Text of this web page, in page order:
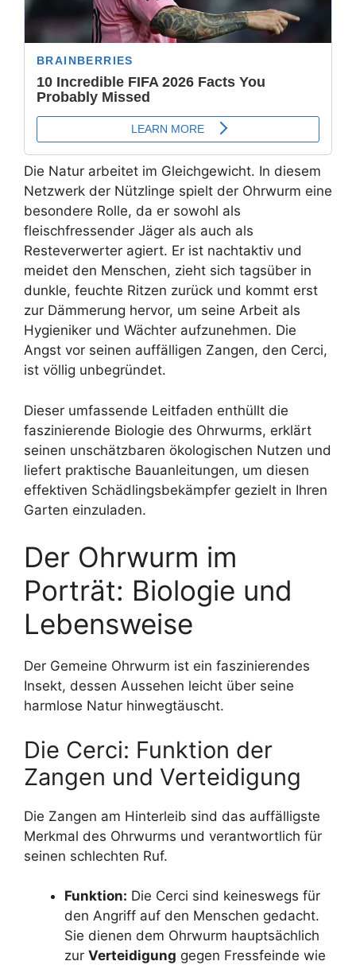
Die Natur arbeitet im Gleichgewicht. In diesem
Netzwerk der Nützlinge spielt der Ohrwurm eine
besondere Rolle, da er sowohl als
fleischfressender Jäger als auch als
Resteverwerter agiert. Er ist nachtaktiv und
meidet den Menschen, zieht sich tagsüber in
dunkle, feuchte Ritzen zurück und kommt erst
zur Dämmerung hervor, um seine Arbeit als
Hygieniker und Wächter aufzunehmen. Die
Angst vor seinen auffälligen Zangen, den Cerci,
ist völlig unbegründet.
Dieser umfassende Leitfaden enthüllt die
faszinierende Biologie des Ohrwurms, erklärt
seinen unschätzbaren ökologischen Nutzen und
liefert praktische Bauanleitungen, um diesen
effektiven Schädlingsbekämpfer gezielt in Ihren
Garten einzuladen.
Der Ohrwurm im
Porträt: Biologie und
Lebensweise
Der Gemeine Ohrwurm ist ein faszinierendes
Insekt, dessen Aussehen leicht über seine
harmlose Natur hinwegtäuscht.
Die Cerci: Funktion der
Zangen und Verteidigung
Die Zangen am Hinterleib sind das auffälligste
Merkmal des Ohrwurms und verantwortlich für
seinen schlechten Ruf.
Funktion: Die Cerci sind keineswegs für
den Angriff auf den Menschen gedacht.
Sie dienen dem Ohrwurm hauptsächlich
zur Verteidigung gegen Fressfeinde wie